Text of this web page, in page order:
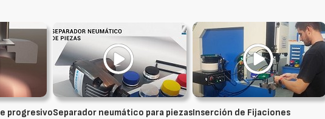
progresivoSeparador neumático para piezasInserción de Fijaciones